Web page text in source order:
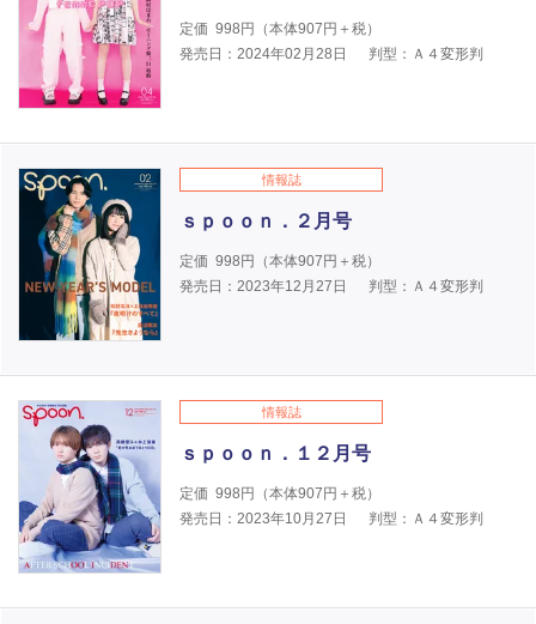
定価 998円（本体907円＋税）
発売日：2024年02月28日
判型：Ａ４変形判
情報誌
ｓｐｏｏｎ．２月号
定価 998円（本体907円＋税）
発売日：2023年12月27日
判型：Ａ４変形判
情報誌
ｓｐｏｏｎ．１２月号
定価 998円（本体907円＋税）
発売日：2023年10月27日
判型：Ａ４変形判